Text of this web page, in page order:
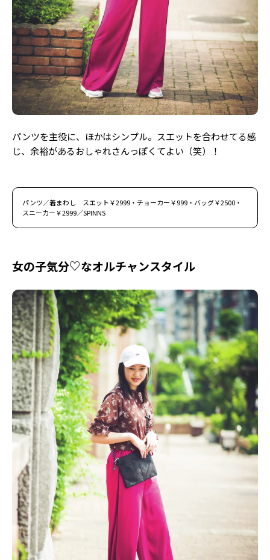
パンツを主役に、ほかはシンプル。スエットを合わせてる感
じ、余裕があるおしゃれさんっぽくてよい（笑）！
パンツ／着まわし スエット￥2999・チョーカー￥999・バッグ￥2500・
スニーカー￥2999／SPINNS
女の子気分♡なオルチャンスタイル